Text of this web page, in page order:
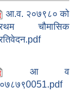
आ.व. २०७९८० को
चौमासिक
आ व